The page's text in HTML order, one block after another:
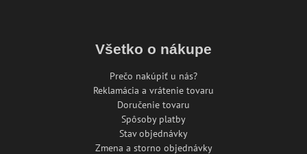
Všetko o nákupe
Prečo nakúpiť u nás?
Reklamácia a vrátenie tovaru
Doručenie tovaru
Spôsoby platby
Stav objednávky
Zmena a storno objednávky